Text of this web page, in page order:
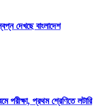
দেখছে বাংলাদেশ
পরীক্ষা, প্রথম শ্রেণিতে লটারি